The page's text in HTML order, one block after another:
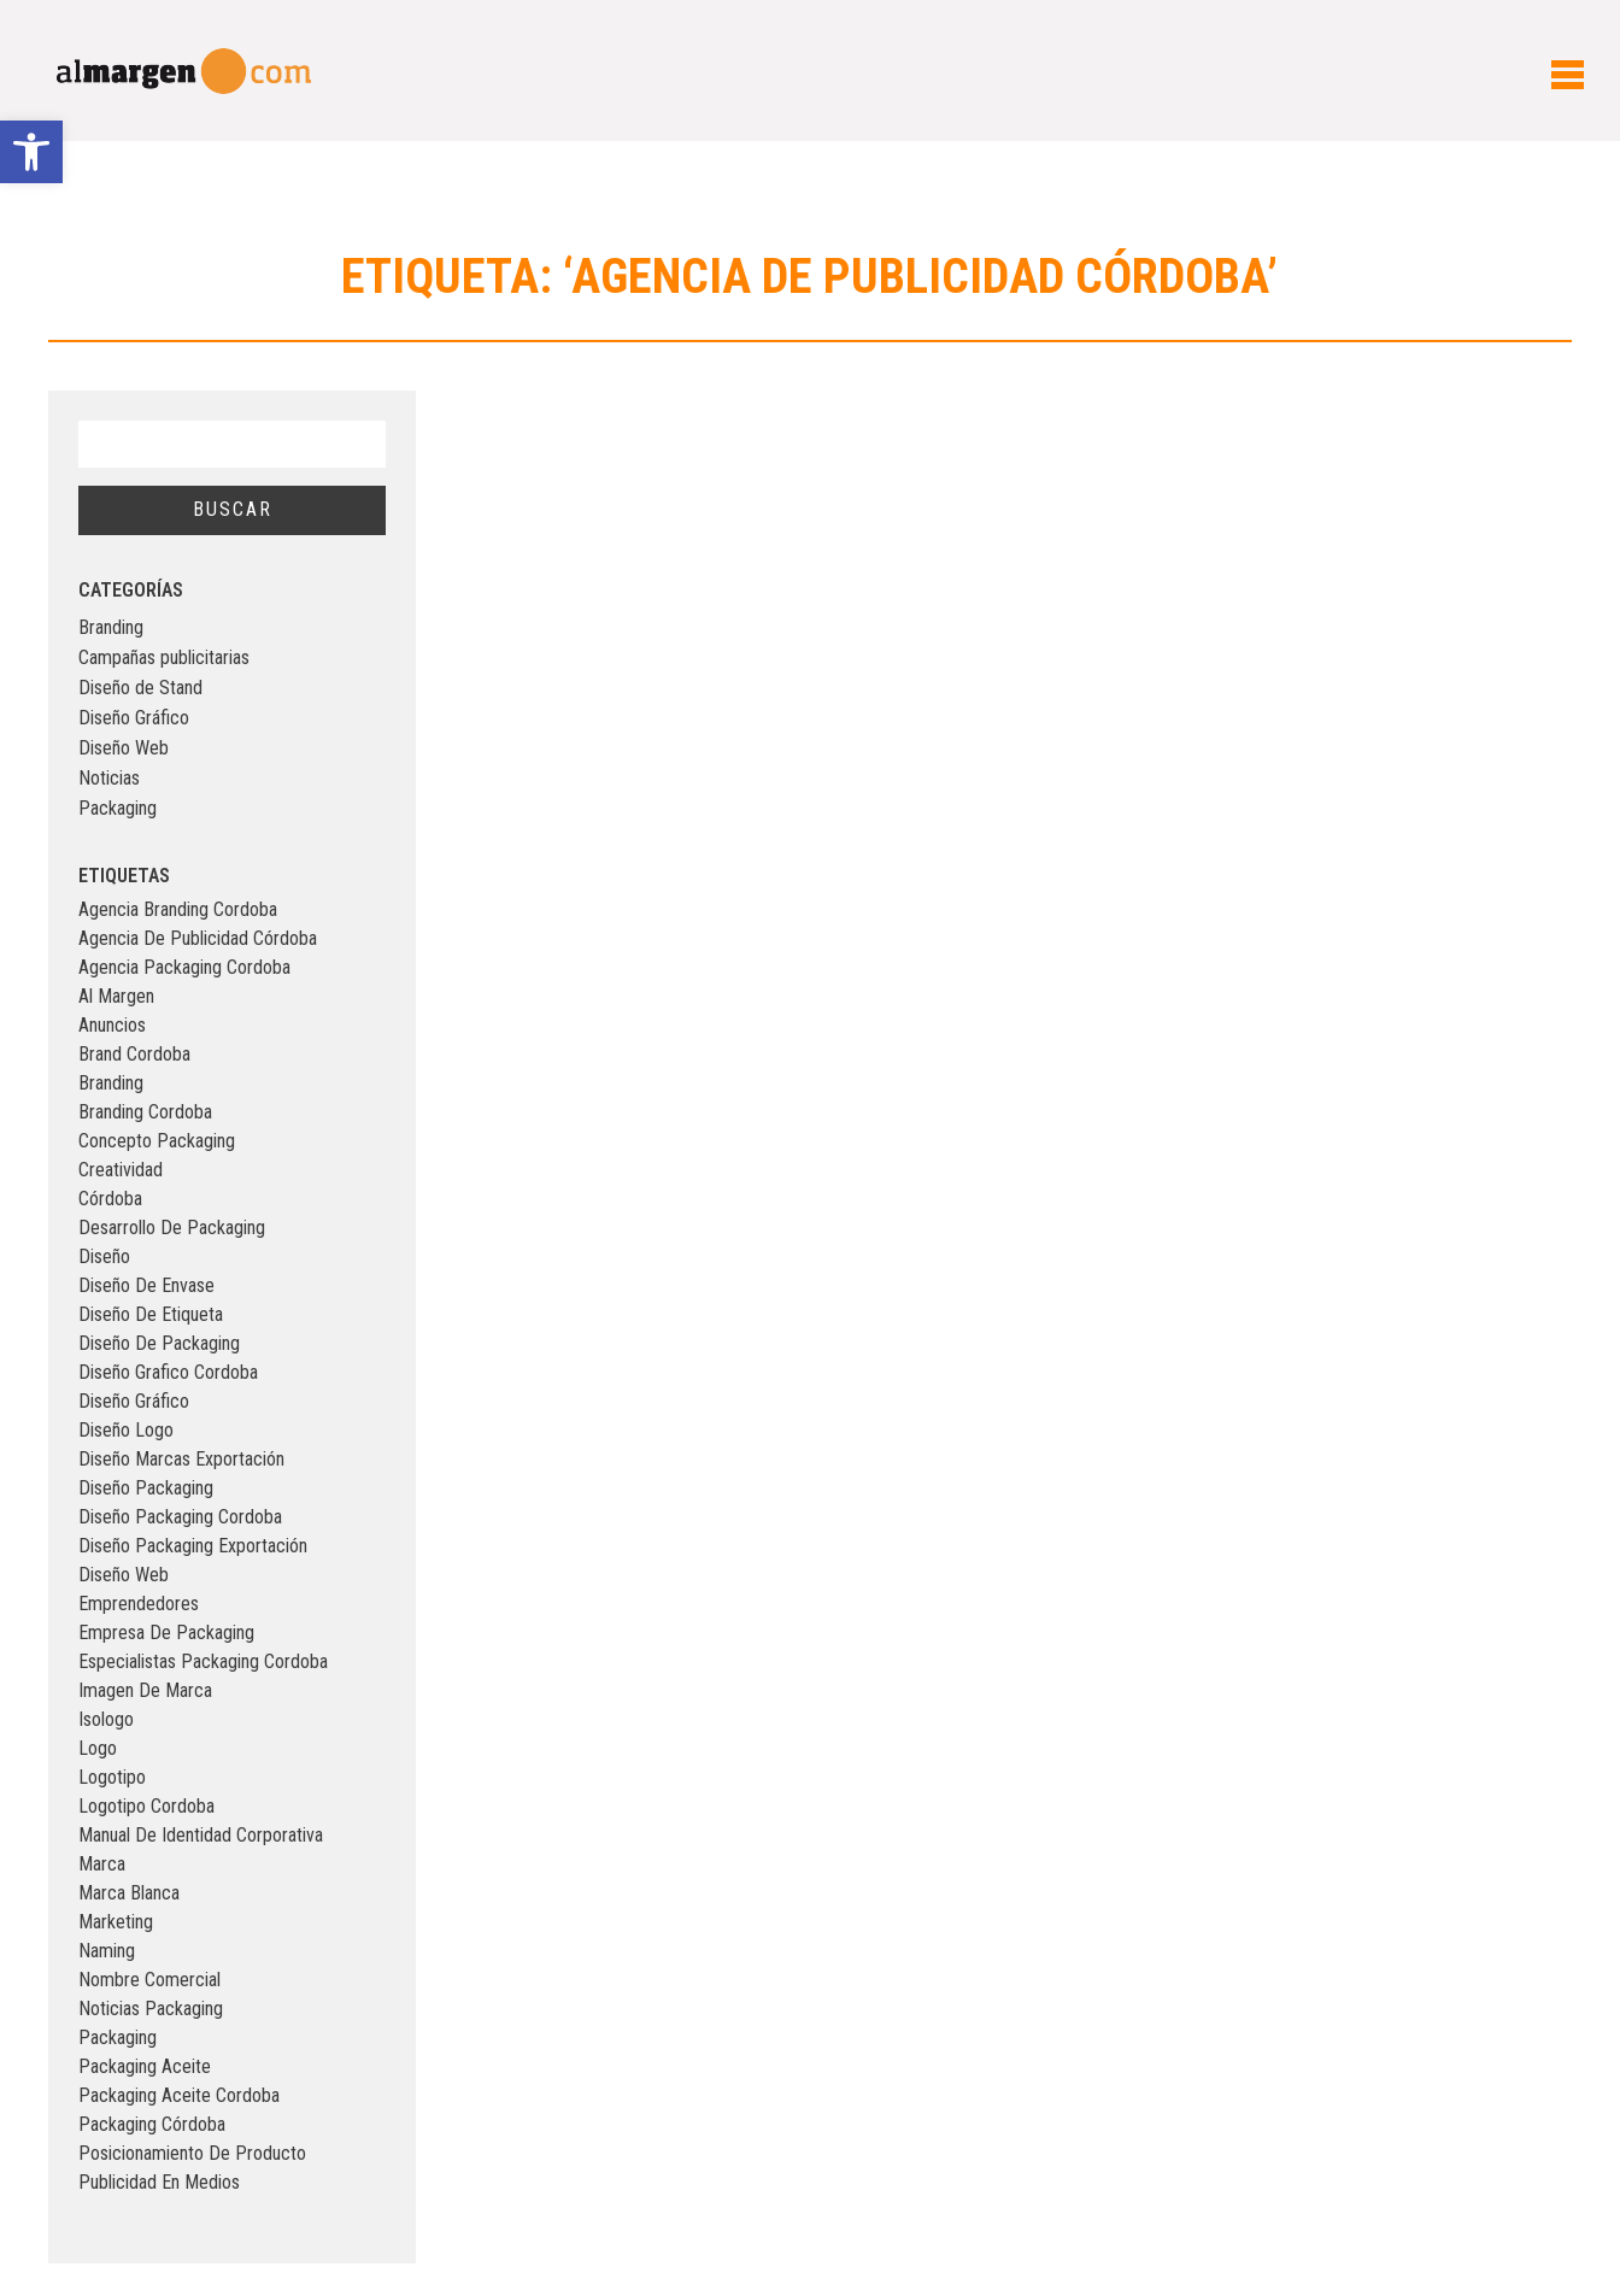
Abrir barra de herramientas
ETIQUETA: ‘AGENCIA DE PUBLICIDAD CÓRDOBA’
CATEGORÍAS
Branding
Campañas publicitarias
Diseño de Stand
Diseño Gráfico
Diseño Web
Noticias
Packaging
ETIQUETAS
Agencia Branding Cordoba
Agencia De Publicidad Córdoba
Agencia Packaging Cordoba
Al Margen
Anuncios
Brand Cordoba
Branding
Branding Cordoba
Concepto Packaging
Creatividad
Córdoba
Desarrollo De Packaging
Diseño
Diseño De Envase
Diseño De Etiqueta
Diseño De Packaging
Diseño Grafico Cordoba
Diseño Gráfico
Diseño Logo
Diseño Marcas Exportación
Diseño Packaging
Diseño Packaging Cordoba
Diseño Packaging Exportación
Diseño Web
Emprendedores
Empresa De Packaging
Especialistas Packaging Cordoba
Imagen De Marca
Isologo
Logo
Logotipo
Logotipo Cordoba
Manual De Identidad Corporativa
Marca
Marca Blanca
Marketing
Naming
Nombre Comercial
Noticias Packaging
Packaging
Packaging Aceite
Packaging Aceite Cordoba
Packaging Córdoba
Posicionamiento De Producto
Publicidad En Medios